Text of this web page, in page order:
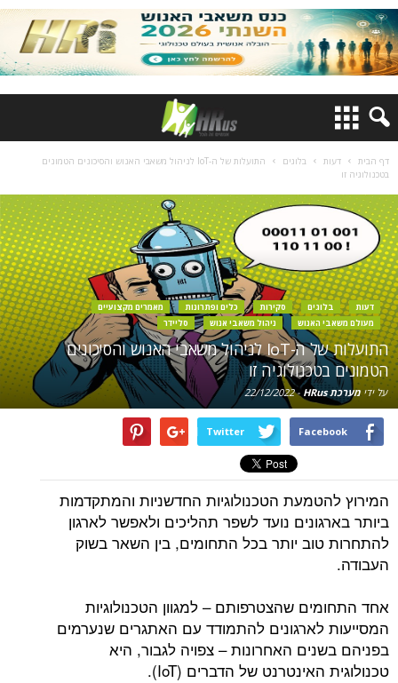
דף הבית דעות בלוגים
התועלות של ה-IoT לניהול משאבי האנוש והסיכונים הטמונים
בטכנולוגיה זו
דעות בלוגים סקירות כלים ופתרונות
מאמרים מקצועיים
מעולם משאבי האנוש
ניהול משאבי אנוש סליידר
התועלות של ה-IoT לניהול משאבי האנוש והסיכונים
הטמונים בטכנולוגיה זו
על ידימערכת HRus -
22/12/2022
Facebook
Twitter
המירוץ להטמעת הטכנולוגיות החדשניות והמתקדמות
ביותר בארגונים נועד לשפר תהליכים ולאפשר לארגון
להתחרות טוב יותר בכל התחומים, בין השאר בשוק
העבודה.
אחד התחומים שהצטרפותם – למגוון הטכנולוגיות
המסייעות לארגונים להתמודד עם האתגרים שנערמים
בפניהם בשנים האחרונות – צפויה לגבור, היא
טכנולוגית האינטרנט של הדברים (IoT).